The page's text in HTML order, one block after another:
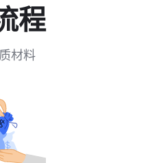
程
材料